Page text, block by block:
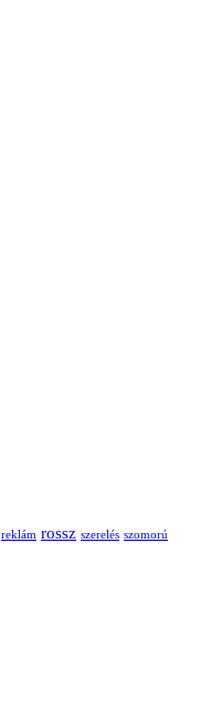
reklám rossz szerelés szomorú